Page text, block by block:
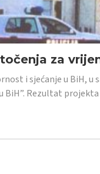
za
i sjećanje u BiH,
BiH”. Rezultat